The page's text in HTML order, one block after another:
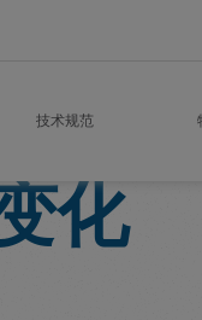
技术规范
化